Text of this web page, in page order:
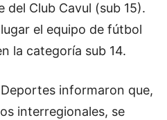
del Club Cavul (sub 15).
el equipo de fútbol
la categoría sub 14.
informaron que,
interregionales, se